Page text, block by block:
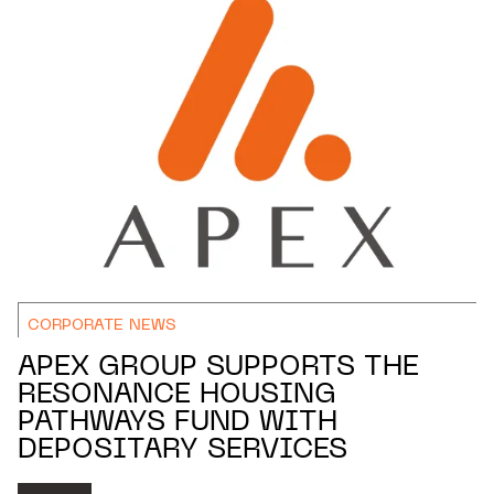
CORPORATE NEWS
APEX GROUP SUPPORTS THE
RESONANCE HOUSING
PATHWAYS FUND WITH
DEPOSITARY SERVICES